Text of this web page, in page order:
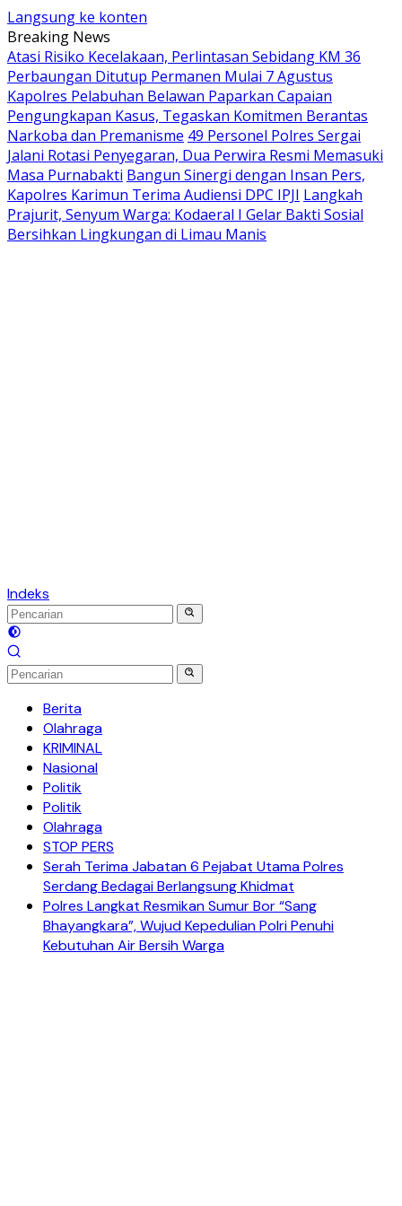
Langsung ke konten
Breaking News
Atasi Risiko Kecelakaan, Perlintasan Sebidang KM 36
Perbaungan Ditutup Permanen Mulai 7 Agustus
Kapolres Pelabuhan Belawan Paparkan Capaian
Pengungkapan Kasus, Tegaskan Komitmen Berantas
Narkoba dan Premanisme 49 Personel Polres Sergai
Jalani Rotasi Penyegaran, Dua Perwira Resmi Memasuki
Masa Purnabakti Bangun Sinergi dengan Insan Pers,
Kapolres Karimun Terima Audiensi DPC IPJI Langkah
Prajurit, Senyum Warga: Kodaeral I Gelar Bakti Sosial
Bersihkan Lingkungan di Limau Manis
Indeks
Berita
Olahraga
KRIMINAL
Nasional
Politik
Politik
Olahraga
STOP PERS
Serah Terima Jabatan 6 Pejabat Utama Polres
Serdang Bedagai Berlangsung Khidmat
Polres Langkat Resmikan Sumur Bor “Sang
Bhayangkara”, Wujud Kepedulian Polri Penuhi
Kebutuhan Air Bersih Warga